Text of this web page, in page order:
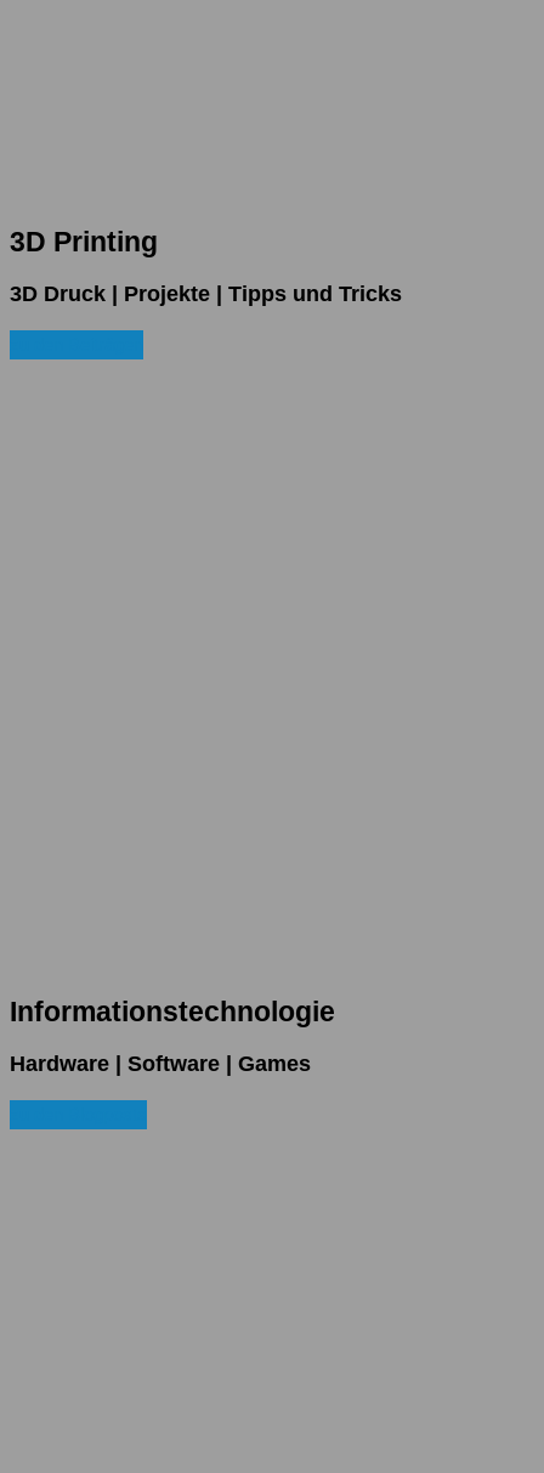
3D Printing
3D Druck | Projekte | Tipps und Tricks
Informationstechnologie
Hardware | Software | Games